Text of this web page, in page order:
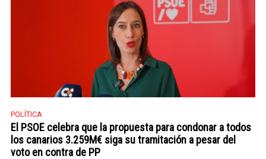
POLÍTICA
El PSOE celebra que la propuesta para condonar a todos
los canarios 3.259M€ siga su tramitación a pesar del
voto en contra de PP